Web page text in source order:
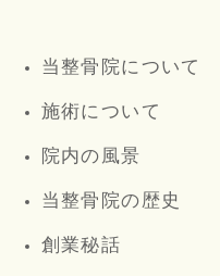
当整骨院について
施術について
院内の風景
当整骨院の歴史
創業秘話